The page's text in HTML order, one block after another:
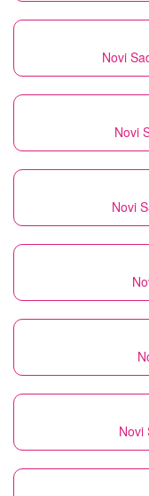
Novi
Novi
Novi
Novi